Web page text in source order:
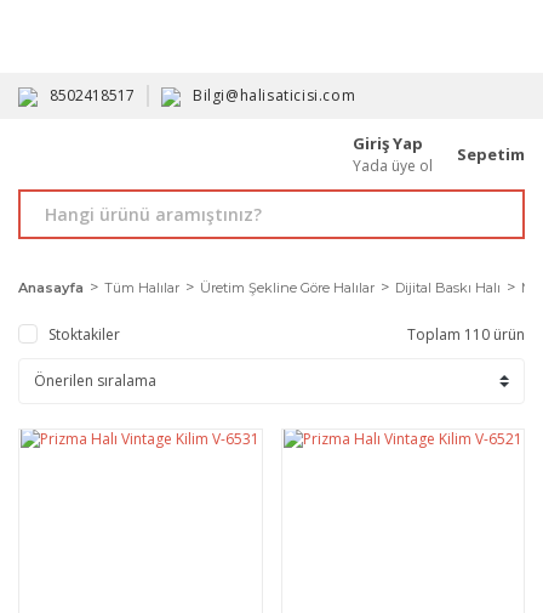
8502418517 Bilgi@halisaticisi.com
Giriş Yap
Yada üye ol
Sepetim
Anasayfa Tüm Halılar Üretim Şekline Göre Halılar Dijital Baskı Halı
Stoktakiler Toplam 110 ürün